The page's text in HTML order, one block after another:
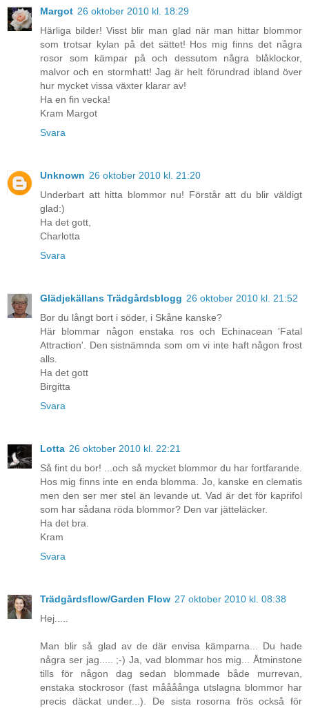
Margot 26 oktober 2010 kl. 18:29
Härliga bilder! Visst blir man glad när man hittar blommor
som trotsar kylan på det sättet! Hos mig finns det några
rosor som kämpar på och dessutom några blåklockor,
malvor och en stormhatt! Jag är helt förundrad ibland över
hur mycket vissa växter klarar av!
Ha en fin vecka!
Kram Margot
Svara
Unknown 26 oktober 2010 kl. 21:20
Underbart att hitta blommor nu! Förstår att du blir väldigt
glad:)
Ha det gott,
Charlotta
Svara
Glädjekällans Trädgårdsblogg 26 oktober 2010 kl. 21:52
Bor du långt bort i söder, i Skåne kanske?
Här blommar någon enstaka ros och Echinacean 'Fatal
Attraction'. Den sistnämnda som om vi inte haft någon frost
alls.
Ha det gott
Birgitta
Svara
Lotta 26 oktober 2010 kl. 22:21
Så fint du bor! ...och så mycket blommor du har fortfarande.
Hos mig finns inte en enda blomma. Jo, kanske en clematis
men den ser mer stel än levande ut. Vad är det för kaprifol
som har sådana röda blommor? Den var jätteläcker.
Ha det bra.
Kram
Svara
Trädgårdsflow/Garden Flow 27 oktober 2010 kl. 08:38
Hej.....
Man blir så glad av de där envisa kämparna... Du hade
några ser jag..... ;-) Ja, vad blommar hos mig... Åtminstone
tills för någon dag sedan blommade både murrevan,
enstaka stockrosor (fast måååånga utslagna blommor har
precis däckat under...). De sista rosorna frös också för